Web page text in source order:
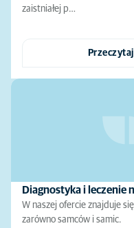
zaistniałej p…
Diagnostyka i leczenie
W naszej ofercie znajduje
zarówno samców i samic.